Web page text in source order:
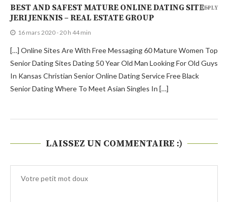
BEST AND SAFEST MATURE ONLINE DATING SITE –
JERI JENKNIS – REAL ESTATE GROUP
16 mars 2020 - 20 h 44 min
[…] Online Sites Are With Free Messaging 60 Mature Women Top
Senior Dating Sites Dating 50 Year Old Man Looking For Old Guys
In Kansas Christian Senior Online Dating Service Free Black
Senior Dating Where To Meet Asian Singles In […]
REPLY
LAISSEZ UN COMMENTAIRE :)